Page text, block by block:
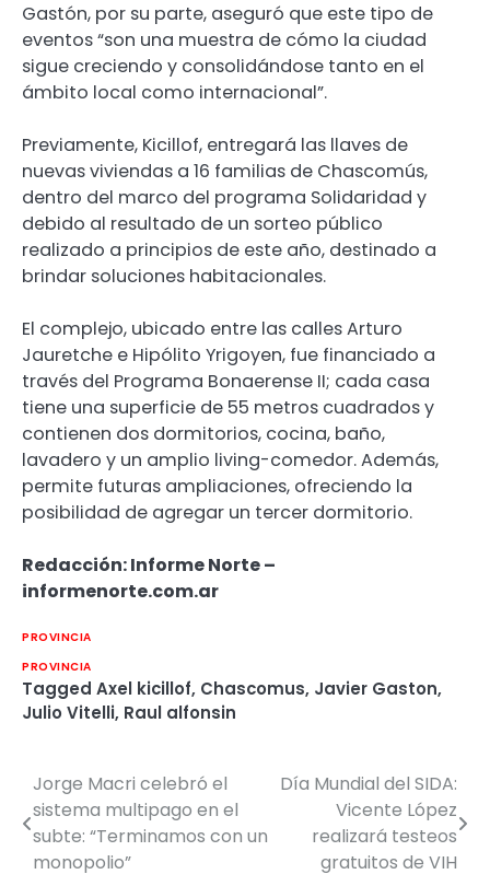
Gastón, por su parte, aseguró que este tipo de
eventos “son una muestra de cómo la ciudad
sigue creciendo y consolidándose tanto en el
ámbito local como internacional”.
Previamente, Kicillof, entregará las llaves de
nuevas viviendas a 16 familias de Chascomús,
dentro del marco del programa Solidaridad y
debido al resultado de un sorteo público
realizado a principios de este año, destinado a
brindar soluciones habitacionales.
El complejo, ubicado entre las calles Arturo
Jauretche e Hipólito Yrigoyen, fue financiado a
través del Programa Bonaerense II; cada casa
tiene una superficie de 55 metros cuadrados y
contienen dos dormitorios, cocina, baño,
lavadero y un amplio living-comedor. Además,
permite futuras ampliaciones, ofreciendo la
posibilidad de agregar un tercer dormitorio.
Redacción: Informe Norte –
informenorte.com.ar
PROVINCIA
PROVINCIA
Tagged Axel kicillof, Chascomus, Javier Gaston,
Julio Vitelli, Raul alfonsin
Navegación
de
entradas
Jorge Macri celebró el
sistema multipago en el
subte: “Terminamos con un
monopolio”
Día Mundial del SIDA:
Vicente López
realizará testeos
gratuitos de VIH